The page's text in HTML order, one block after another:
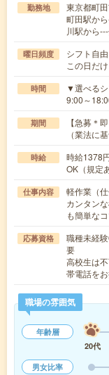
勤務地
東京都町
町田駅か
川駅から
曜日頻度
シフト自
この日だ
時間
▼選べるシ
9:00～
期間
【急募＊
（業法に
時給
時給1378
OK（規定
仕事内容
軽作業（
カンタン
も簡単な
応募資格
職種未経
要
高校生は
帯電話を
職場の雰囲気
年齢層
20代
男女比率